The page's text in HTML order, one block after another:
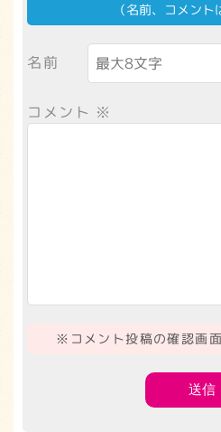
（名前、コメント
名前
コメント ※
※コメント投稿の確認画